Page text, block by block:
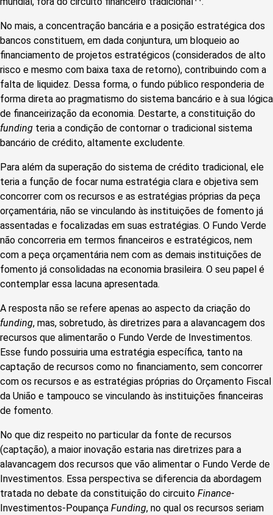
No mais, a concentração bancária e a posição estratégica dos
bancos constituem, em dada conjuntura, um bloqueio ao
financiamento de projetos estratégicos (considerados de alto
risco e mesmo com baixa taxa de retorno), contribuindo com a
falta de liquidez. Dessa forma, o fundo público responderia de
forma direta ao pragmatismo do sistema bancário e à sua lógica
de financeirização da economia. Destarte, a constituição do
funding teria a condição de contornar o tradicional sistema
bancário de crédito, altamente excludente.
Para além da superação do sistema de crédito tradicional, ele
teria a função de focar numa estratégia clara e objetiva sem
concorrer com os recursos e as estratégias próprias da peça
orçamentária, não se vinculando às instituições de fomento já
assentadas e focalizadas em suas estratégias. O Fundo Verde
não concorreria em termos financeiros e estratégicos, nem
com a peça orçamentária nem com as demais instituições de
fomento já consolidadas na economia brasileira. O seu papel é
contemplar essa lacuna apresentada.
A resposta não se refere apenas ao aspecto da criação do
funding, mas, sobretudo, às diretrizes para a alavancagem dos
recursos que alimentarão o Fundo Verde de Investimentos.
Esse fundo possuiria uma estratégia específica, tanto na
captação de recursos como no financiamento, sem concorrer
com os recursos e as estratégias próprias do Orçamento Fiscal
da União e tampouco se vinculando às instituições financeiras
de fomento.
No que diz respeito no particular da fonte de recursos
(captação), a maior inovação estaria nas diretrizes para a
alavancagem dos recursos que vão alimentar o Fundo Verde de
Investimentos. Essa perspectiva se diferencia da abordagem
tratada no debate da constituição do circuito Finance-
Investimentos-Poupança Funding, no qual os recursos seriam